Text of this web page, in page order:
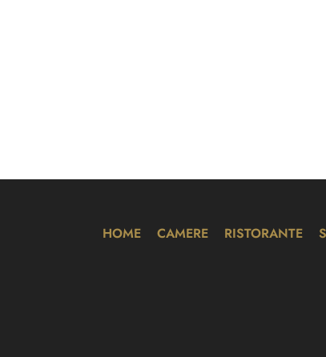
HOME CAMERE RISTORANTE